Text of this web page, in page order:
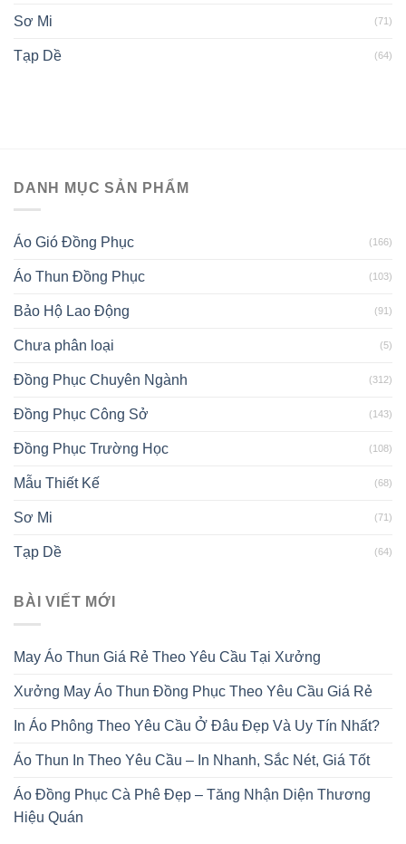
Sơ Mi (71)
Tạp Dề (64)
DANH MỤC SẢN PHẨM
Áo Gió Đồng Phục (166)
Áo Thun Đồng Phục (103)
Bảo Hộ Lao Động (91)
Chưa phân loại (5)
Đồng Phục Chuyên Ngành (312)
Đồng Phục Công Sở (143)
Đồng Phục Trường Học (108)
Mẫu Thiết Kế (68)
Sơ Mi (71)
Tạp Dề (64)
BÀI VIẾT MỚI
May Áo Thun Giá Rẻ Theo Yêu Cầu Tại Xưởng
Xưởng May Áo Thun Đồng Phục Theo Yêu Cầu Giá Rẻ
In Áo Phông Theo Yêu Cầu Ở Đâu Đẹp Và Uy Tín Nhất?
Áo Thun In Theo Yêu Cầu – In Nhanh, Sắc Nét, Giá Tốt
Áo Đồng Phục Cà Phê Đẹp – Tăng Nhận Diện Thương
Hiệu Quán